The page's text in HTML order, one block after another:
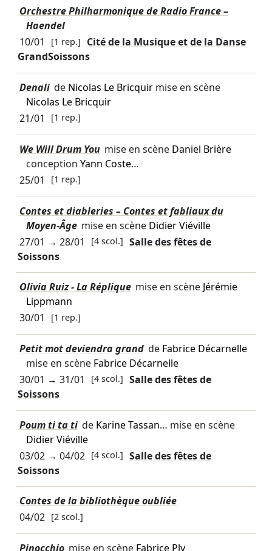
Orchestre Philharmonique de Radio France –
Haendel
10/01
[1 rep.]
Cité de la Musique et de la Danse
GrandSoissons
Denali de Nicolas Le Bricquirmise en scène
Nicolas Le Bricquir
21/01
[1 rep.]
We Will Drum You mise en scène Daniel Brière
conception Yann Coste…
25/01
[1 rep.]
Contes et diableries – Contes et fabliaux du
Moyen-Âge mise en scène Didier Viéville
27/01 → 28/01 [4 scol.] Salle des fêtes de
Soissons
Olivia Ruiz - La Réplique mise en scène Jérémie
Lippmann
30/01
[1 rep.]
Petit mot deviendra grand de Fabrice Décarnelle
mise en scène Fabrice Décarnelle
30/01 → 31/01 [4 scol.] Salle des fêtes de
Soissons
Poum ti ta ti de Karine Tassan… mise en scène
Didier Viéville
03/02→ 04/02 [4 scol.] Salle des fêtes de
Soissons
Contes de la bibliothèque oubliée
04/02 [2 scol.]
Pinocchio mise en scène Fabrice Ply